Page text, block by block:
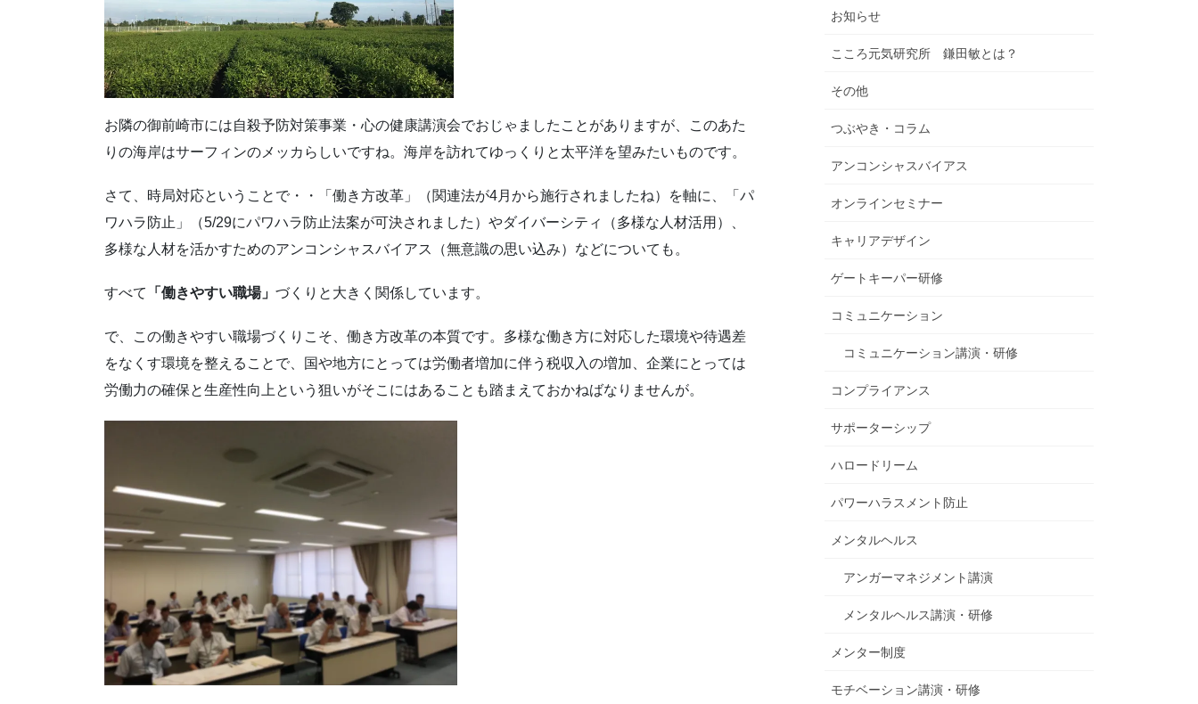
お隣の御前崎市には自殺予防対策事業・心の健康講演会でおじゃましたことがありますが、このあた
りの海岸はサーフィンのメッカらしいですね。海岸を訪れてゆっくりと太平洋を望みたいものです。
さて、時局対応ということで・・「働き方改革」（関連法が4月から施行されましたね）を軸に、「パ
ワハラ防止」（5/29にパワハラ防止法案が可決されました）やダイバーシティ（多様な人材活用）、
多様な人材を活かすためのアンコンシャスバイアス（無意識の思い込み）などについても。
すべて 「働きやすい職場」 づくりと大きく関係しています。
で、この働きやすい職場づくりこそ、働き方改革の本質です。多様な働き方に対応した環境や待遇差
をなくす環境を整えることで、国や地方にとっては労働者増加に伴う税収入の増加、企業にとっては
労働力の確保と生産性向上という狙いがそこにはあることも踏まえておかねばなりませんが。
お知らせ
こころ元気研究所 鎌田敏とは？
その他
つぶやき・コラム
アンコンシャスバイアス
オンラインセミナー
キャリアデザイン
ゲートキーパー研修
コミュニケーション
コミュニケーション講演・研修
コンプライアンス
サポーターシップ
ハロードリーム
パワーハラスメント防止
メンタルヘルス
アンガーマネジメント講演
メンタルヘルス講演・研修
メンター制度
モチベーション講演・研修